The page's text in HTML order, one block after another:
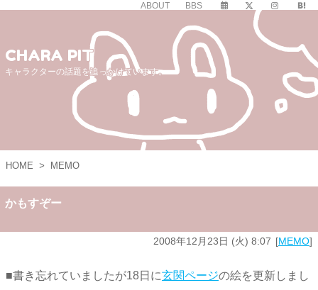
ABOUT BBS
CHARA PIT
キャラクターの話題を追っかけています。
HOME > MEMO
かもすぞー
2008年12月23日 (火) 8:07 MEMO
■書き忘れていましたが18日に玄関ページの絵を更新しまし